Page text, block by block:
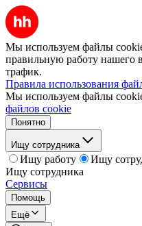
Мы используем файлы
правильную работу нашего
трафик.
Правила использования
Мы используем файлы
файлов cookie
Понятно
Ищу сотрудника
Ищу работу
Ищу
Ищу сотрудника
Сервисы
Помощь
Ещё